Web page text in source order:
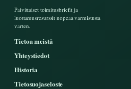
Paivittaiset toimitusbriefit ja
luottamusresurssit nopeaa varmistusta
varten.
Tietoa meistä
Yhteystiedot
Historia
Tietosuojaseloste